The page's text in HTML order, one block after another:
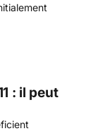
: il peut